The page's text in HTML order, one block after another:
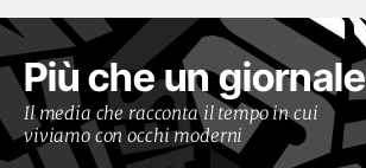
Più che un giornale
Il media che racconta il tempo in cui
viviamo con occhi moderni